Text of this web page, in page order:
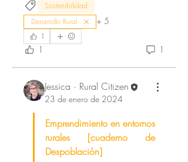
Sostenibilidad
Desarrollo Rural
+ 5
1
1 1
Jessica · Rural Citizen
23 de enero de 2024
Emprendimiento en entornos
rurales [cuaderno de
Despoblación]